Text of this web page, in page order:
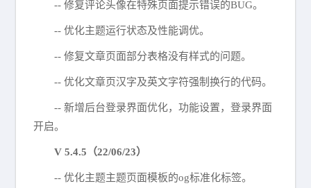
-- 修复评论头像在特殊页面提示错误的BUG。
-- 优化主题运行状态及性能调优。
-- 修复文章页面部分表格没有样式的问题。
-- 优化文章页汉字及英文字符强制换行的代码。
-- 新增后台登录界面优化，功能设置，登录界面
开启。
V 5.4.5（22/06/23）
-- 优化主题主题页面模板的og标准化标签。